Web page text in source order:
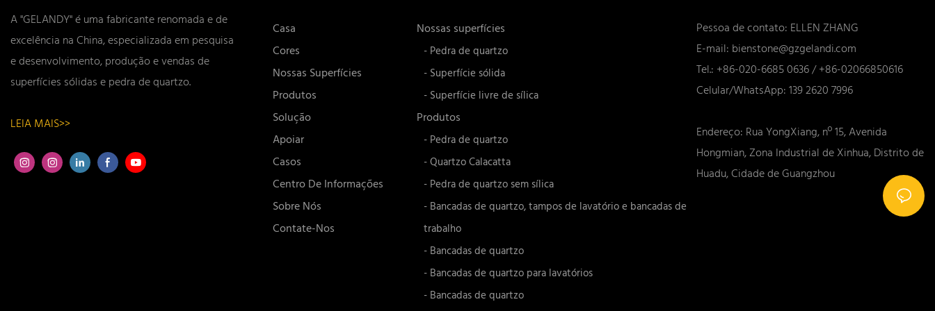
A "GELANDY" é uma fabricante renomada e de
excelência na China, especializada em pesquisa
e desenvolvimento, produção e vendas de
superfícies sólidas e pedra de quartzo.
LEIA MAIS>>
Casa
Cores
Nossas Superfícies
Produtos
Solução
Apoiar
Casos
Centro De Informações
Sobre Nós
Contate-Nos
Nossas superfícies
- Pedra de quartzo
- Superfície sólida
- Superfície livre de sílica
Produtos
- Pedra de quartzo
- Quartzo Calacatta
- Pedra de quartzo sem sílica
- Bancadas de quartzo, tampos de lavatório e bancadas de
trabalho
- Bancadas de quartzo
- Bancadas de quartzo para lavatórios
- Bancadas de quartzo
Pessoa de contato: ELLEN ZHANG
E-mail: bienstone@gzgelandi.com
Tel.: +86-020-6685 0636 / +86-02066850616
Celular/WhatsApp: 139 2620 7996
Endereço: Rua YongXiang, nº 15, Avenida
Hongmian, Zona Industrial de Xinhua, Distrito de
Huadu, Cidade de Guangzhou